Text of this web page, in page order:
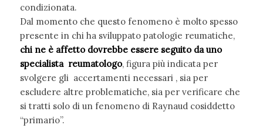
condizionata.
Dal momento che questo fenomeno è molto spesso
presente in chi ha sviluppato patologie reumatiche,
chi ne è affetto dovrebbe essere seguito da uno
specialista reumatologo, figura più indicata per
svolgere gli accertamenti necessari , sia per
escludere altre problematiche, sia per verificare che
si tratti solo di un fenomeno di Raynaud cosiddetto
“primario”.